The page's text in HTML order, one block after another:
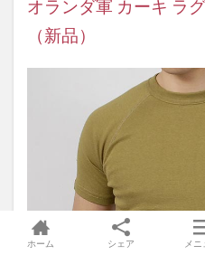
オランダ軍 カーキ ラ
（新品）
ホーム シェア メニ